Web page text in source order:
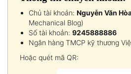
Chủ tài khoản: Nguyễn Văn
Mechanical Blog)
Số tài khoản: 9245888886
Ngân hàng TMCP kỹ thương
Hoặc quét mã QR: